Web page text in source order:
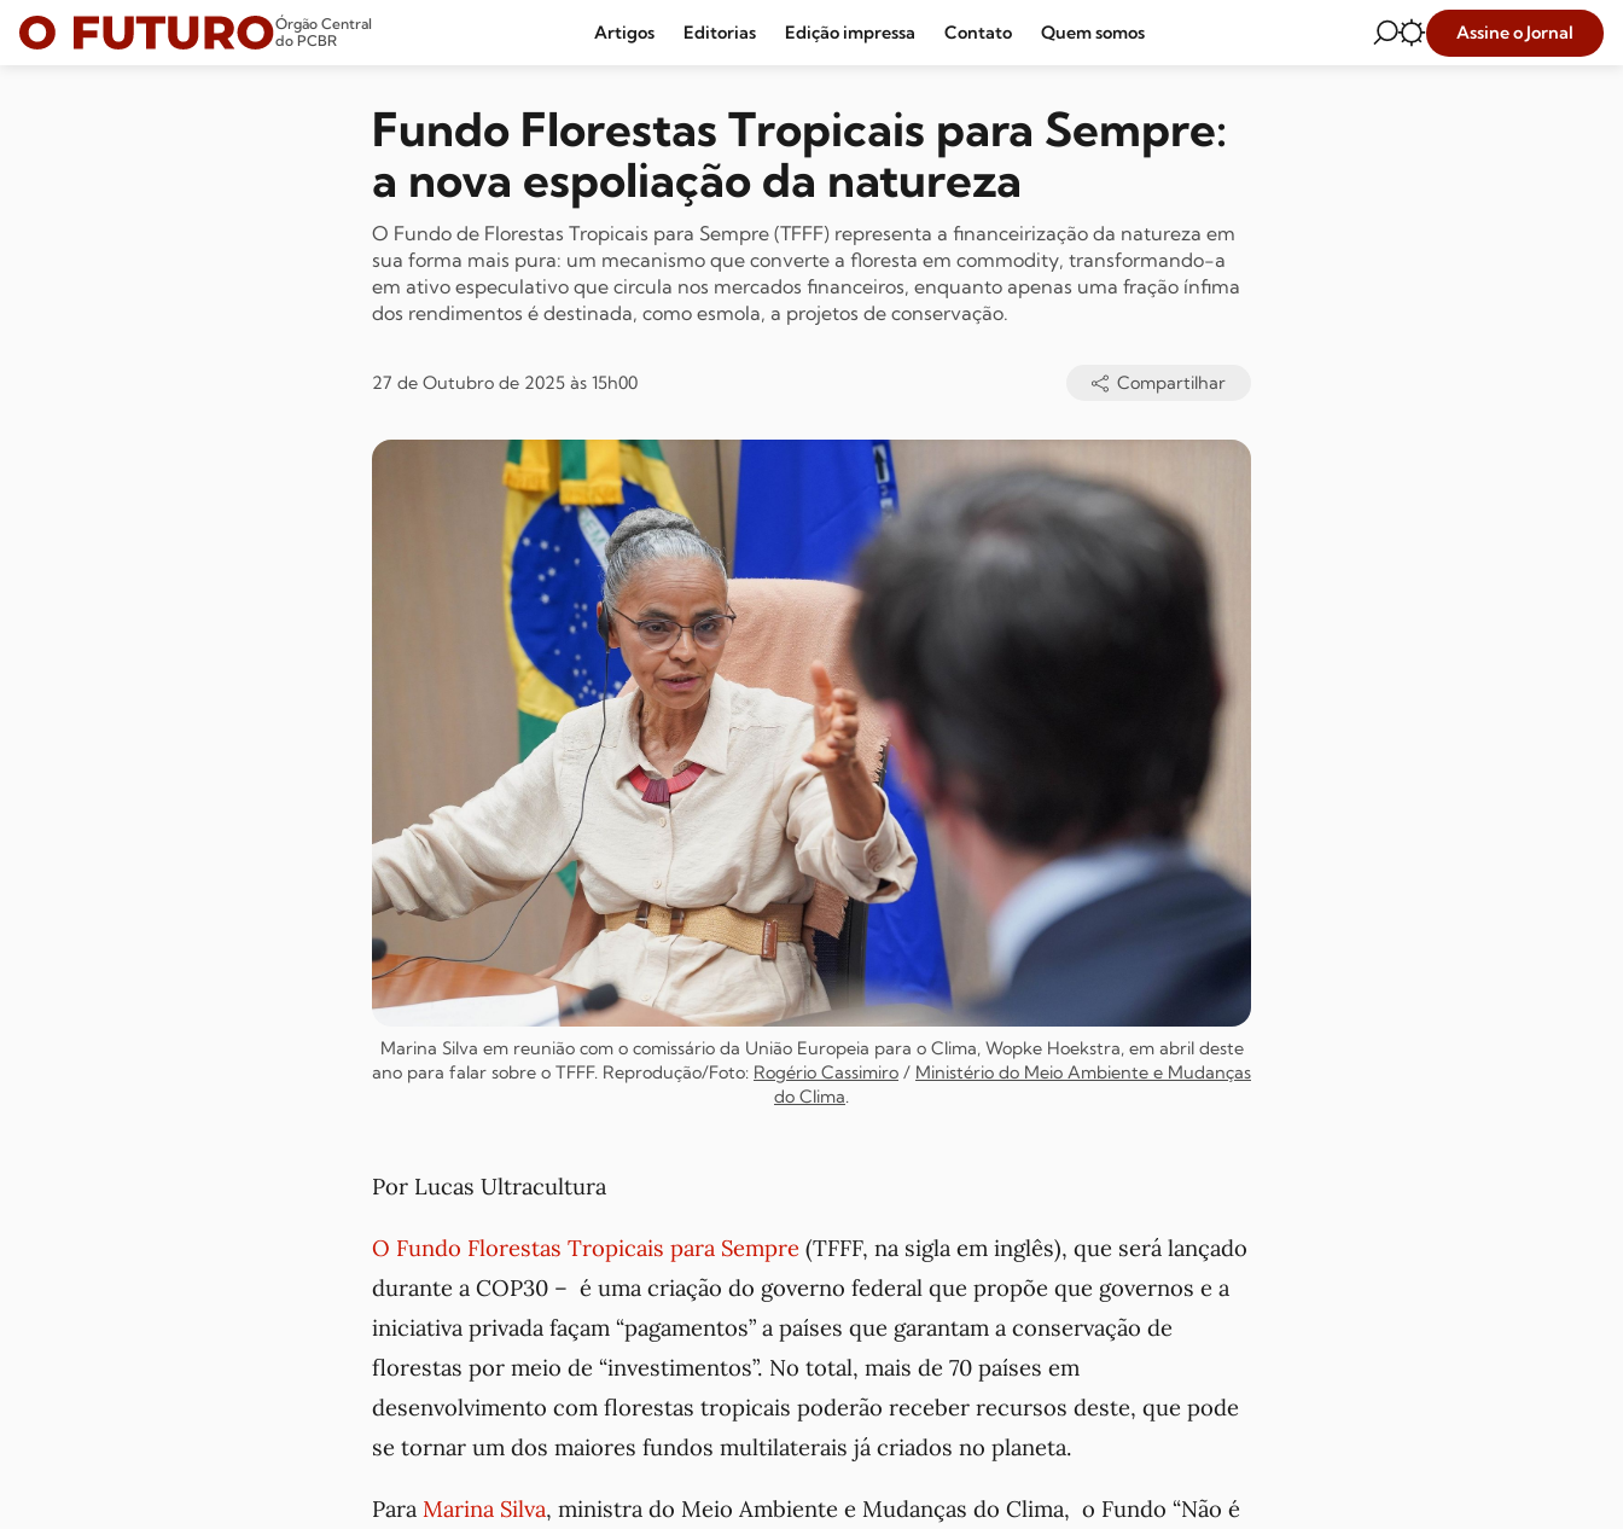
Órgão Central
do PCBR
Artigos Editorias
Amazônia
Cultura e Movimentos Sociais
Editoriais
Internacional
Política
Sindical
Edição impressa Contato Quem somos Assine o Jornal
Fundo Florestas Tropicais para Sempre:
a nova espoliação da natureza
O Fundo de Florestas Tropicais para Sempre (TFFF) representa a financeirização da natureza em
sua forma mais pura: um mecanismo que converte a floresta em commodity, transformando-a
em ativo especulativo que circula nos mercados financeiros, enquanto apenas uma fração ínfima
dos rendimentos é destinada, como esmola, a projetos de conservação.
27 de Outubro de 2025 às 15h00 Compartilhar
Marina Silva em reunião com o comissário da União Europeia para o Clima, Wopke Hoekstra, em abril deste
ano para falar sobre o TFFF. Reprodução/Foto: Rogério Cassimiro / Ministério do Meio Ambiente e Mudanças
do Clima.
Por Lucas Ultracultura
O Fundo Florestas Tropicais para Sempre (TFFF, na sigla em inglês), que será lançado
durante a COP30 – é uma criação do governo federal que propõe que governos e a
iniciativa privada façam “pagamentos” a países que garantam a conservação de
florestas por meio de “investimentos”. No total, mais de 70 países em
desenvolvimento com florestas tropicais poderão receber recursos deste, que pode
se tornar um dos maiores fundos multilaterais já criados no planeta.
Para Marina Silva, ministra do Meio Ambiente e Mudanças do Clima, o Fundo “Não é